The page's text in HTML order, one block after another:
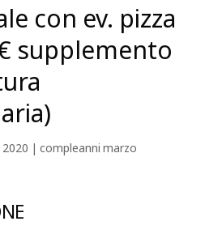
con ev. pizza
supplemento
| compleanni marzo